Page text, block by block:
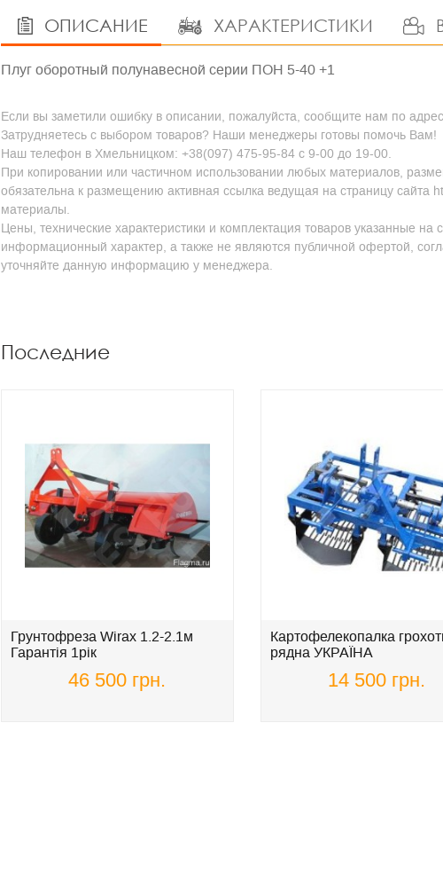
ОПИСАНИЕ ХАРАКТЕРИСТИКИ
Плуг оборотный полунавесной серии ПОН 5-40 +1
Если вы заметили ошибку в описании, пожалуйста, сообщите нам по
Затрудняетесь с выбором товаров? Наши менеджеры готовы помочь Вам!
Наш телефон в Хмельницком: +38(097) 475-95-84 с 9-00 до 19-00.
При копировании или частичном использовании любых материалов,
обязательна к размещению активная ссылка ведущая на страницу сайта
материалы.
Цены, технические характеристики и комплектация товаров указанные на
информационный характер, а также не являются публичной офертой,
уточняйте данную информацию у менеджера.
Последние
Грунтофреза Wirax 1.2-2.1м
Гарантія 1рік
46 500 грн.
Картофелекопалка
рядна УКРАЇНА
14 500 грн.